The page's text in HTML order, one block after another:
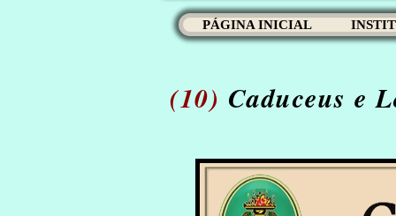
PÁGINA INICIAL
(10) Caduceus e